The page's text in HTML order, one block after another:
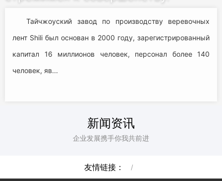
Тайчжоуский завод по производству веревочных
лент Shili был основан в 2000 году, зарегистрированный
капитал 16 миллионов человек, персонал более 140
человек, яв...
新闻资讯
企业发展携手你我共前进
友情链接： /